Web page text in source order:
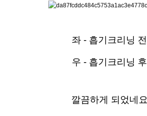
좌 - 흡기크리닝 전
우 - 흡기크리닝 후
깔끔하게 되었네요